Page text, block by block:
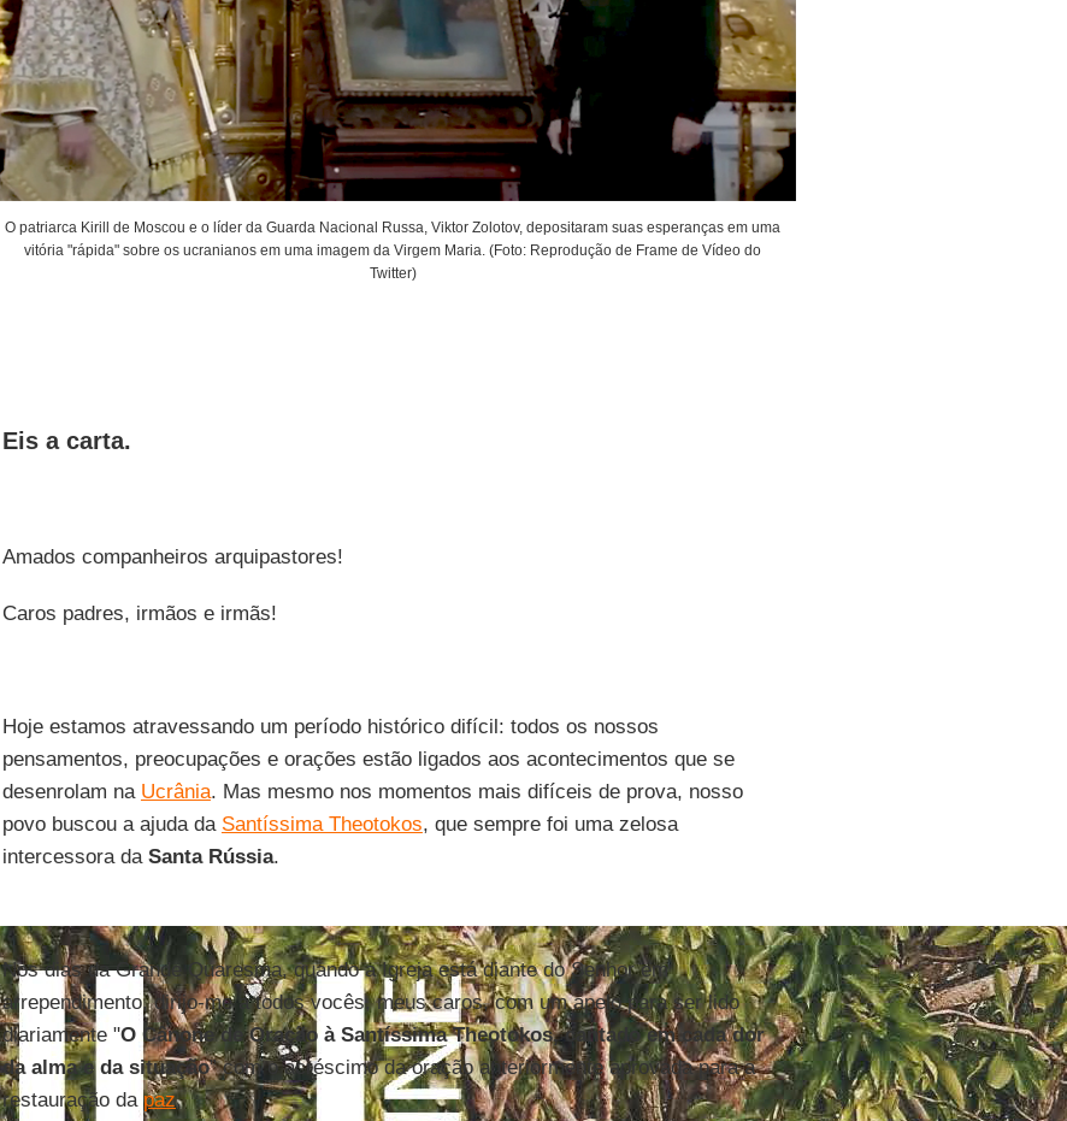
O patriarca Kirill de Moscou e o líder da Guarda Nacional Russa, Viktor Zolotov, depositaram suas esperanças em uma
vitória "rápida" sobre os ucranianos em uma imagem da Virgem Maria. (Foto: Reprodução de Frame de Vídeo do
Twitter)
Eis a carta.
Amados companheiros arquipastores!
Caros padres, irmãos e irmãs!
Hoje estamos atravessando um período histórico difícil: todos os nossos
pensamentos, preocupações e orações estão ligados aos acontecimentos que se
desenrolam na Ucrânia. Mas mesmo nos momentos mais difíceis de prova, nosso
povo buscou a ajuda da Santíssima Theotokos, que sempre foi uma zelosa
intercessora da Santa Rússia.
Nos dias da Grande Quaresma, quando a Igreja está diante do Senhor em
arrependimento, dirijo-me a todos vocês, meus caros, com um apelo para ser lido
diariamente "O Cânone de Oração à Santíssima Theotokos, cantado em cada dor
da alma e da situação” com o acréscimo da oração anteriormente aprovada para a
restauração da paz.